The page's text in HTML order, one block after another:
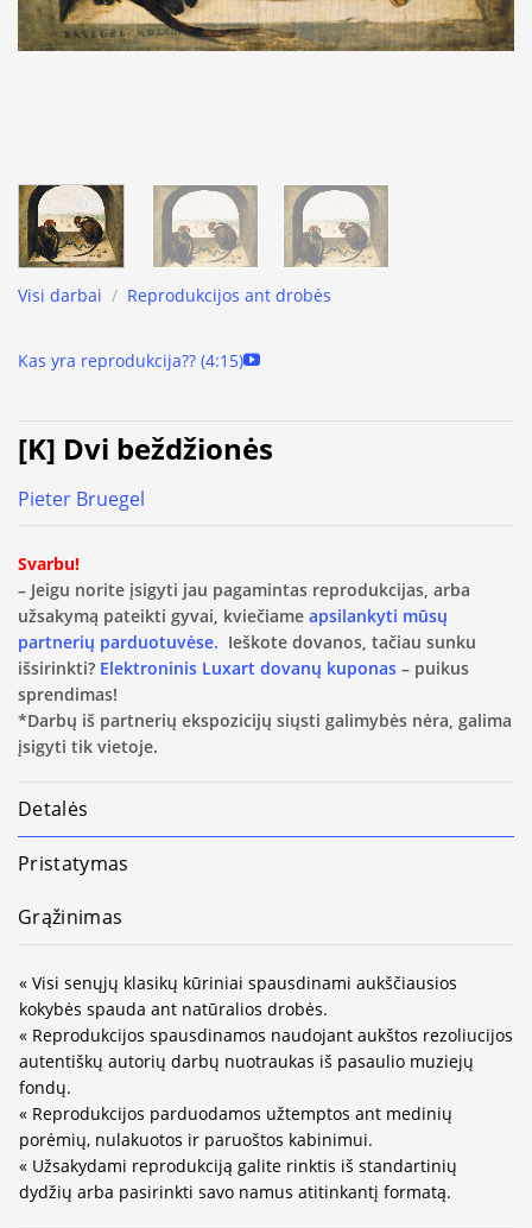
Visi darbai / Reprodukcijos ant drobės
Kas yra reprodukcija?? (4:15)
[K] Dvi beždžionės
Pieter Bruegel
Svarbu!
– Jeigu norite įsigyti jau pagamintas reprodukcijas, arba
užsakymą pateikti gyvai, kviečiame apsilankyti mūsų
partnerių parduotuvėse. Ieškote dovanos, tačiau sunku
išsirinkti? Elektroninis Luxart dovanų kuponas – puikus
sprendimas!
*Darbų iš partnerių ekspozicijų siųsti galimybės nėra, galima
įsigyti tik vietoje.
Detalės
Pristatymas
Grąžinimas
« Visi senųjų klasikų kūriniai spausdinami aukščiausios
kokybės spauda ant natūralios drobės.
« Reprodukcijos spausdinamos naudojant aukštos rezoliucijos
autentiškų autorių darbų nuotraukas iš pasaulio muziejų
fondų.
« Reprodukcijos parduodamos užtemptos ant medinių
porėmių, nulakuotos ir paruoštos kabinimui.
« Užsakydami reprodukciją galite rinktis iš standartinių
dydžių arba pasirinkti savo namus atitinkantį formatą.